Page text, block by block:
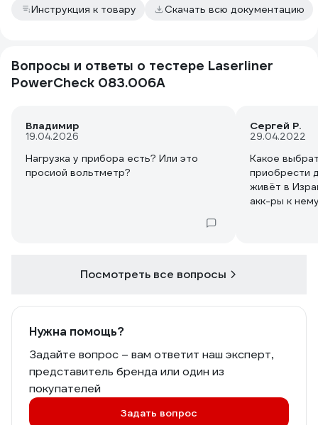
Инструкция к товару Скачать всю документацию
Вопросы и ответы о тестере Laserliner
PowerCheck 083.006A
Владимир
19.04.2026
Нагрузка у прибора есть? Или это
просиой вольтметр?
Сергей Р.
29.04.2022
Какое
приобрести
живёт в
акк-ры к
Посмотреть все вопросы
Нужна помощь?
Задайте вопрос – вам ответит наш эксперт,
представитель бренда или один из
покупателей
Задать вопрос